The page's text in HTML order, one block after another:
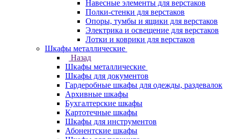
Навесные элементы для верстаков
Полки-стенки для верстаков
Опоры, тумбы и ящики для верстаков
Электрика и освещение для верстаков
Лотки и коврики для верстаков
Шкафы металлические
Назад
Шкафы металлические
Шкафы для документов
Гардеробные шкафы для одежды, раздевалок
Архивные шкафы
Бухгалтерские шкафы
Картотечные шкафы
Шкафы для инструментов
Абонентские шкафы